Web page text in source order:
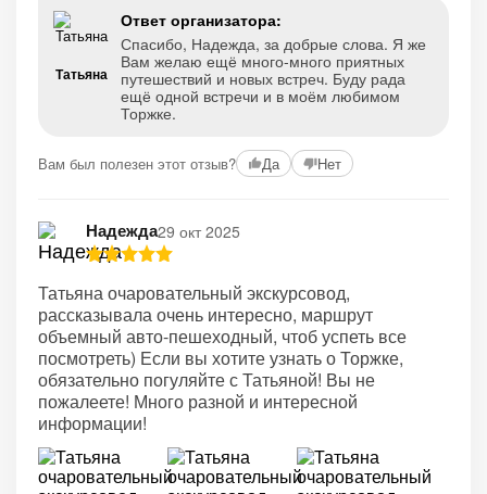
Татьяна
Ответ организатора:
Спасибо, Надежда, за добрые слова. Я же
Вам желаю ещё много-много приятных
путешествий и новых встреч. Буду рада
ещё одной встречи и в моём любимом
Торжке.
Вам был полезен этот отзыв? Да Нет
Надежда29 окт 2025
Татьяна очаровательный экскурсовод,
рассказывала очень интересно, маршрут
объемный авто-пешеходный, чтоб успеть все
посмотреть) Если вы хотите узнать о Торжке,
обязательно погуляйте с Татьяной! Вы не
пожалеете! Много разной и интересной
информации!